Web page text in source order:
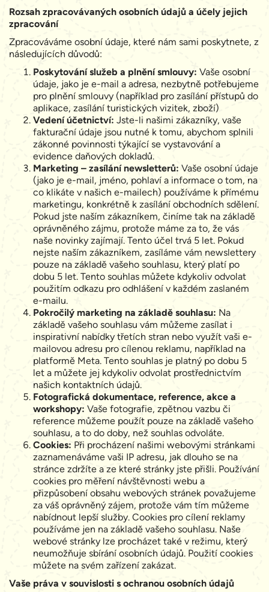
Rozsah zpracovávaných osobních údajů a účely jejich
zpracování
Zpracováváme osobní údaje, které nám sami poskytnete, z
následujících důvodů:
Poskytování služeb a plnění smlouvy: Vaše osobní
údaje, jako je e-mail a adresa, nezbytně potřebujeme
pro plnění smlouvy (například pro zasílání přístupů do
aplikace, zasílání turistických vizitek, zboží)
Vedení účetnictví: Jste-li našimi zákazníky, vaše
fakturační údaje jsou nutné k tomu, abychom splnili
zákonné povinnosti týkající se vystavování a
evidence daňových dokladů.
Marketing – zasílání newsletterů: Vaše osobní údaje
(jako je e-mail, jméno, pohlaví a informace o tom, na
co klikáte v našich e-mailech) používáme k přímému
marketingu, konkrétně k zasílání obchodních sdělení.
Pokud jste naším zákazníkem, činíme tak na základě
oprávněného zájmu, protože máme za to, že vás
naše novinky zajímají. Tento účel trvá 5 let. Pokud
nejste naším zákazníkem, zasíláme vám newslettery
pouze na základě vašeho souhlasu, který platí po
dobu 5 let. Tento souhlas můžete kdykoliv odvolat
použitím odkazu pro odhlášení v každém zaslaném
e-mailu.
Pokročilý marketing na základě souhlasu: Na
základě vašeho souhlasu vám můžeme zasílat i
inspirativní nabídky třetích stran nebo využít vaši e-
mailovou adresu pro cílenou reklamu, například na
platformě Meta. Tento souhlas je platný po dobu 5
let a můžete jej kdykoliv odvolat prostřednictvím
našich kontaktních údajů.
Fotografická dokumentace, reference, akce a
workshopy: Vaše fotografie, zpětnou vazbu či
reference můžeme použít pouze na základě vašeho
souhlasu, a to do doby, než souhlas odvoláte.
Cookies: Při procházení našimi webovými stránkami
zaznamenáváme vaši IP adresu, jak dlouho se na
stránce zdržíte a ze které stránky jste přišli. Používání
cookies pro měření návštěvnosti webu a
přizpůsobení obsahu webových stránek považujeme
za váš oprávněný zájem, protože vám tím můžeme
nabídnout lepší služby. Cookies pro cílení reklamy
používáme jen na základě vašeho souhlasu. Naše
webové stránky lze procházet také v režimu, který
neumožňuje sbírání osobních údajů. Použití cookies
můžete na svém zařízení zakázat.
Vaše práva v souvislosti s ochranou osobních údajů